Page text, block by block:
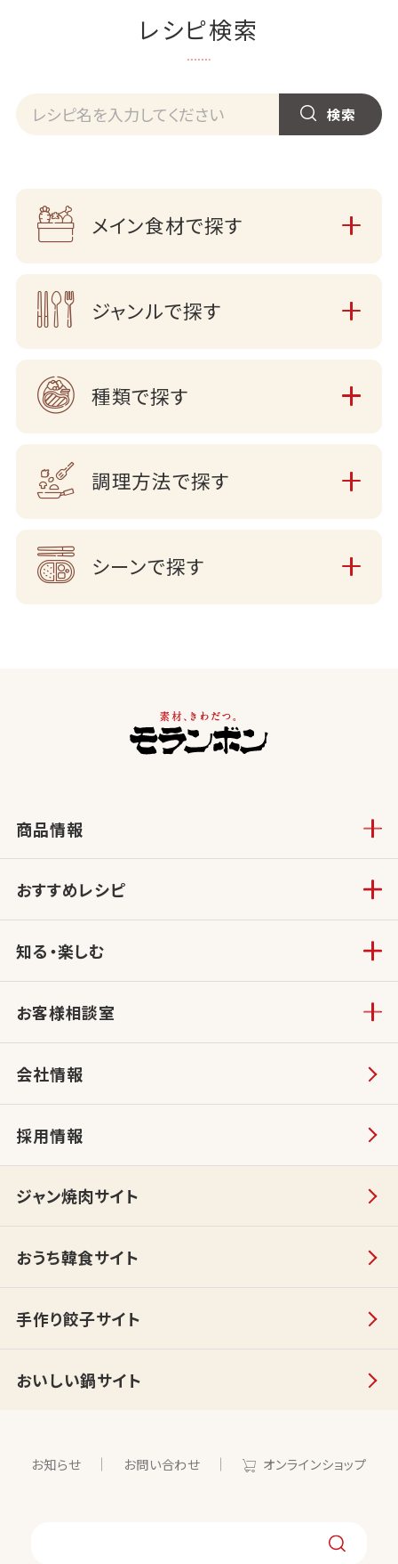
レシピ検索
メイン食材で探す
ジャンルで探す
種類で探す
調理方法で探す
シーンで探す
商品情報
おすすめレシピ
知る・楽しむ
お客様相談室
会社情報
採用情報
ジャン焼肉サイト
おうち韓食サイト
手作り餃子サイト
おいしい鍋サイト
お知らせ お問い合わせ オンラインショップ